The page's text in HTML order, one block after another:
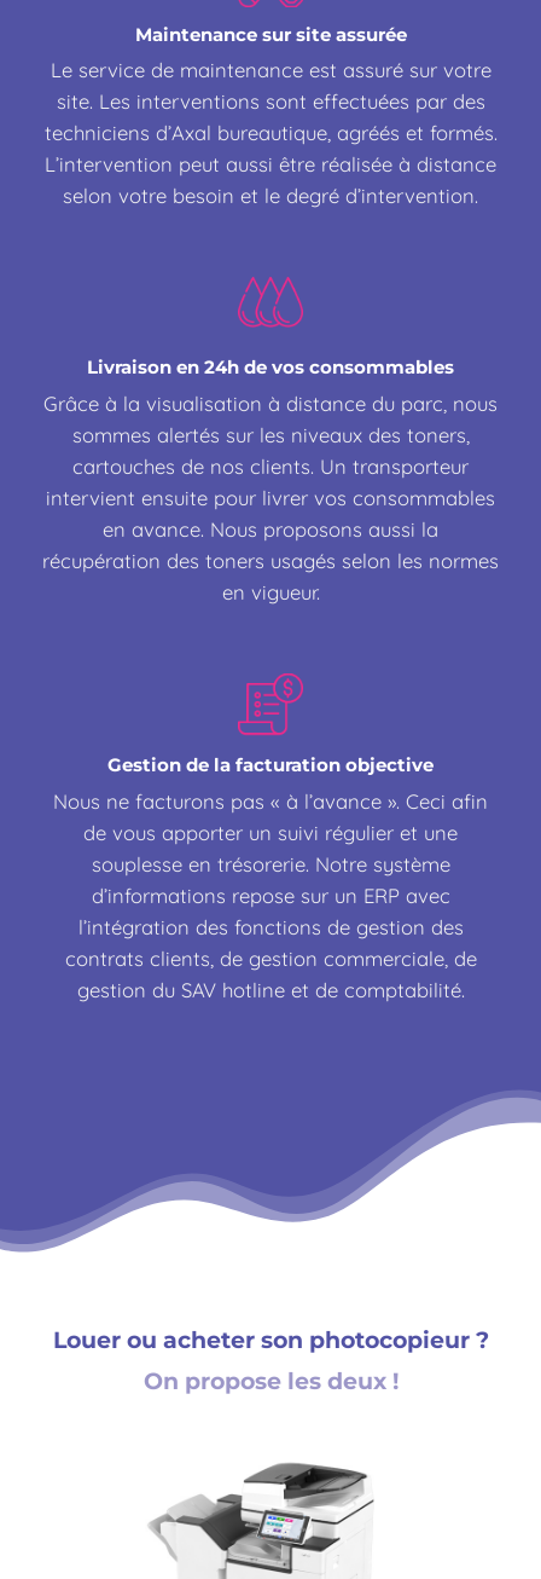
Maintenance sur site assurée
Le service de maintenance est assuré sur votre
site. Les interventions sont effectuées par des
techniciens d’Axal bureautique, agréés et formés.
L’intervention peut aussi être réalisée à distance
selon votre besoin et le degré d’intervention.
Livraison en 24h de vos consommables
Grâce à la visualisation à distance du parc, nous
sommes alertés sur les niveaux des toners,
cartouches de nos clients. Un transporteur
intervient ensuite pour livrer vos consommables
en avance. Nous proposons aussi la
récupération des toners usagés selon les normes
en vigueur.
Gestion de la facturation objective
Nous ne facturons pas « à l’avance ». Ceci afin
de vous apporter un suivi régulier et une
souplesse en trésorerie. Notre système
d’informations repose sur un ERP avec
l’intégration des fonctions de gestion des
contrats clients, de gestion commerciale, de
gestion du SAV hotline et de comptabilité.
Louer ou acheter son photocopieur ?
On propose les deux !